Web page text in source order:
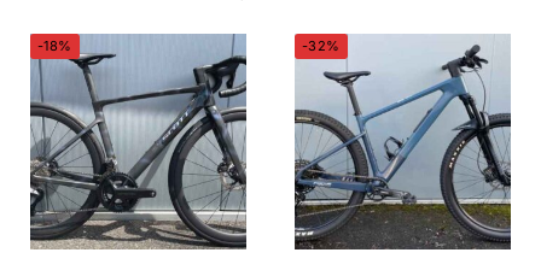
-18% -32%